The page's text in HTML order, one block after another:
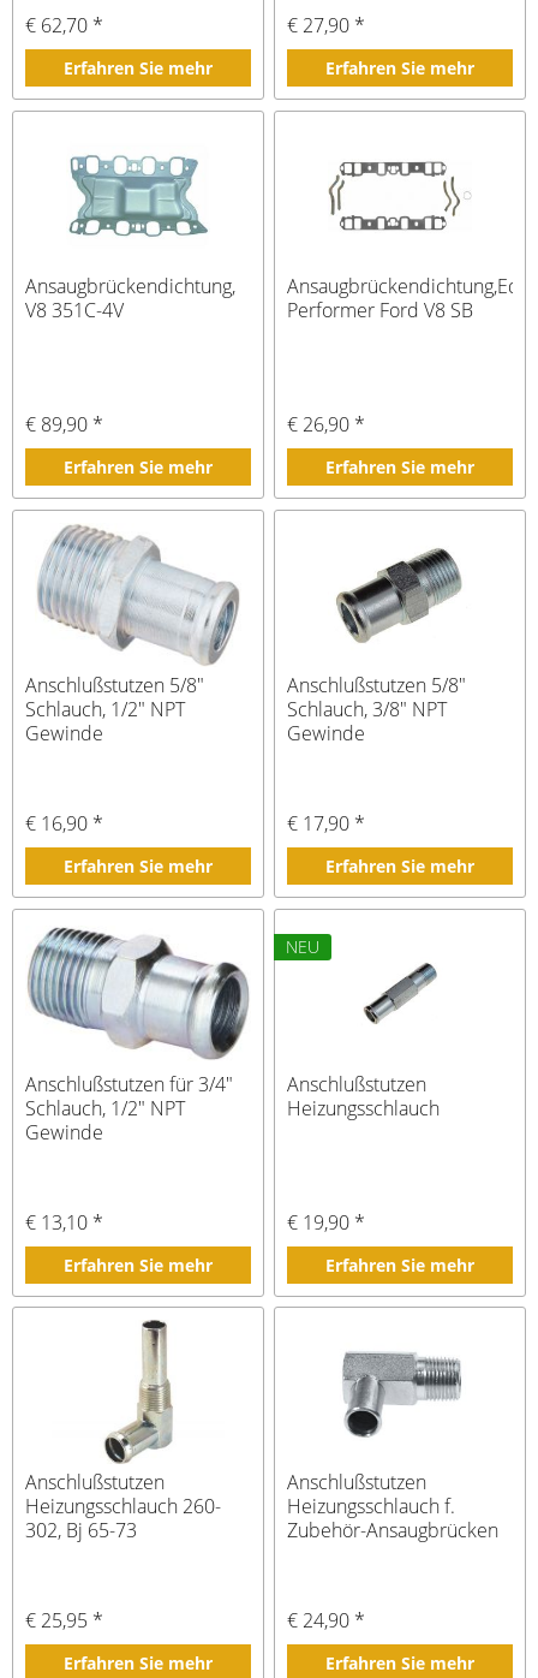
€ 62,70 *
Erfahren Sie mehr
€ 27,90 *
Erfahren Sie mehr
Ansaugbrückendichtung,
V8 351C-4V
€ 89,90 *
Erfahren Sie mehr
Performer Ford V8 SB
€ 26,90 *
Erfahren Sie mehr
Anschlußstutzen 5/8"
Schlauch, 1/2" NPT
Gewinde
€ 16,90 *
Erfahren Sie mehr
Anschlußstutzen 5/8"
Schlauch, 3/8" NPT
Gewinde
€ 17,90 *
Erfahren Sie mehr
Anschlußstutzen für 3/4"
Schlauch, 1/2" NPT
Gewinde
€ 13,10 *
Erfahren Sie mehr
NEU
Anschlußstutzen
Heizungsschlauch
€ 19,90 *
Erfahren Sie mehr
Anschlußstutzen
Heizungsschlauch 260-
302, Bj 65-73
€ 25,95 *
Erfahren Sie mehr
Anschlußstutzen
Heizungsschlauch f.
Zubehör-Ansaugbrücken
€ 24,90 *
Erfahren Sie mehr